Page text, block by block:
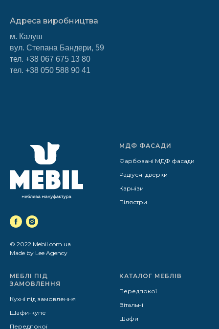
Адреса виробництва
м. Калуш
вул. Степана Бандери, 59
тел. +38 067 675 13 80
тел. +38 050 588 90 41
© 2022 Mebil.com.ua
Made by Lee Agency
МДФ ФАСАДИ
Фарбовані МДФ фасади
Радіусні дверки
Карнізи
Пілястри
МЕБЛІ ПІД
ЗАМОВЛЕННЯ
Кухні під замовлення
Шафи-купе
Передпокої
КАТАЛОГ МЕБЛІВ
Передпокої
Вітальні
Шафи